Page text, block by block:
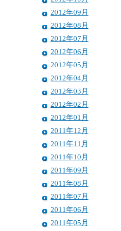
2012年09月
2012年08月
2012年07月
2012年06月
2012年05月
2012年04月
2012年03月
2012年02月
2012年01月
2011年12月
2011年11月
2011年10月
2011年09月
2011年08月
2011年07月
2011年06月
2011年05月